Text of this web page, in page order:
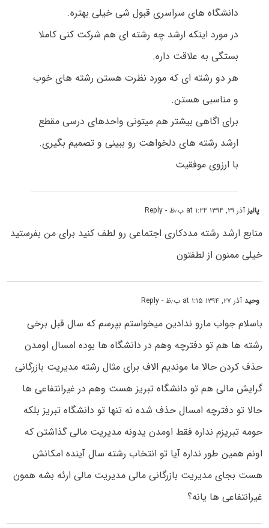
دانشگاه های سراسری قبول شی خیلی بهتره.
در مورد اینکه ارشد چه رشته ای هم شرکت کنی کاملا
بستگی به علاقت داره.
هر دو رشته ای که مورد نظرت هستن رشته های خوب
و مناسبی هستن.
برای اگاهی بیشتر هم میتونی واحدهای درسی مقطع
ارشد رشته های دلخواهت رو ببینی و تصمیم بگیری.
با ارزوی موفقیت
پالیزآذر ۲۹, ۱۳۹۴ at ۱:۲۴ ب٫ظ - Reply
منابع ارشد رشته مددکاری اجتماعی رو لطف کنید برای من بفرستید
خیلی ممنون از لطفتون
وحیدآذر ۲۷, ۱۳۹۴ at ۱:۱۵ ب٫ظ - Reply
باسلام جواب مارو ندادین میخواستم بپرسم که سال قبل برخی
رشته ها هم تو دفترچه وهم در دانشگاه ها بوده امسال اومدن
حذف کردن حالا ما موندیم الاف برای مثال رشته مدیریت بازرگانی
گرایش مالی هم تو دانشگاه تبریز هست وهم در غیرانتفاعی ها
حالا تو دفترچه امسال حذف شده نه تنها تو دانشگاه تبریز بلکه
حومه تبریزم نداره فقط اومدن یدونه مدیریت مالی گذاشتن که
اونم همین طور نداره آیا تو انتخاب رشته سال آینده امکانش
هست بجای مدیریت بازرگانی مالی مدیریت مالی ارئه بشه همون
غیرانتفاعی ها یانه؟